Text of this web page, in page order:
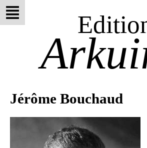
Jérôme Bouchaud